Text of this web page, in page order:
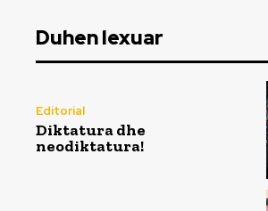
Duhen lexuar
Editorial
Diktatura dhe
neodiktatura!